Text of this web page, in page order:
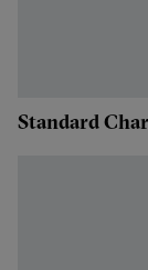
Standard